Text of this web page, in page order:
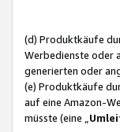
(d) Produktkäufe
Werbedienste oder
generierten oder
(e) Produktkäufe
auf eine Amazon-
müsste (eine „